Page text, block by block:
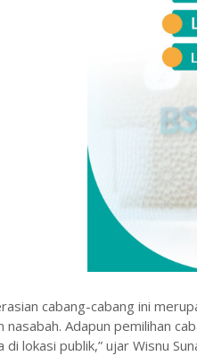
cabang-cabang ini
nasabah. Adapun pemilihan
di lokasi publik,” ujar Wisnu